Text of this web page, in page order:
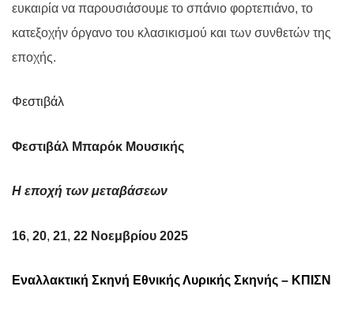
ευκαιρία να παρουσιάσουμε το σπάνιο φορτεπιάνο, το
κατεξοχήν όργανο του κλασικισμού και των συνθετών της
εποχής.
Φεστιβάλ
Φεστιβάλ Μπαρόκ Μουσικής
Η εποχή των μεταβάσεων
16, 20, 21, 22 Νοεμβρίου 2025
Εναλλακτική Σκηνή Εθνικής Λυρικής Σκηνής – ΚΠΙΣΝ